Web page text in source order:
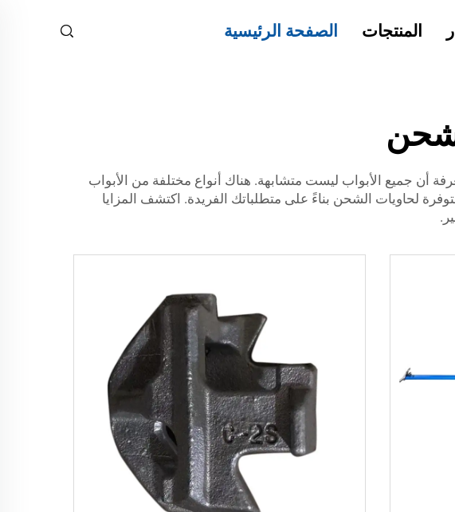
الصفحة الرئيسية المنتجات
أن جميع الأبواب ليست متشابهة. هناك أنواع مختلفة من الأبواب
لحاويات الشحن بناءً على متطلباتك الفريدة. اكتشف المزايا